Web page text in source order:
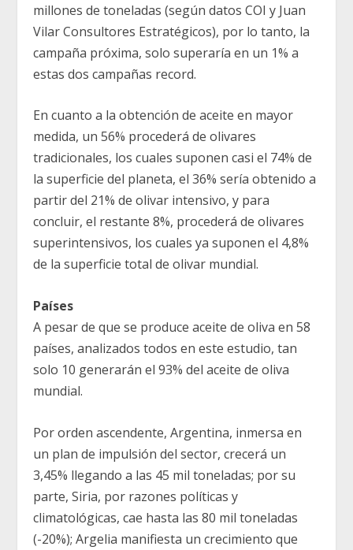
millones de toneladas (según datos COI y Juan
Vilar Consultores Estratégicos), por lo tanto, la
campaña próxima, solo superaría en un 1% a
estas dos campañas record.
En cuanto a la obtención de aceite en mayor
medida, un 56% procederá de olivares
tradicionales, los cuales suponen casi el 74% de
la superficie del planeta, el 36% sería obtenido a
partir del 21% de olivar intensivo, y para
concluir, el restante 8%, procederá de olivares
superintensivos, los cuales ya suponen el 4,8%
de la superficie total de olivar mundial.
Países
A pesar de que se produce aceite de oliva en 58
países, analizados todos en este estudio, tan
solo 10 generarán el 93% del aceite de oliva
mundial.
Por orden ascendente, Argentina, inmersa en
un plan de impulsión del sector, crecerá un
3,45% llegando a las 45 mil toneladas; por su
parte, Siria, por razones políticas y
climatológicas, cae hasta las 80 mil toneladas
(-20%); Argelia manifiesta un crecimiento que